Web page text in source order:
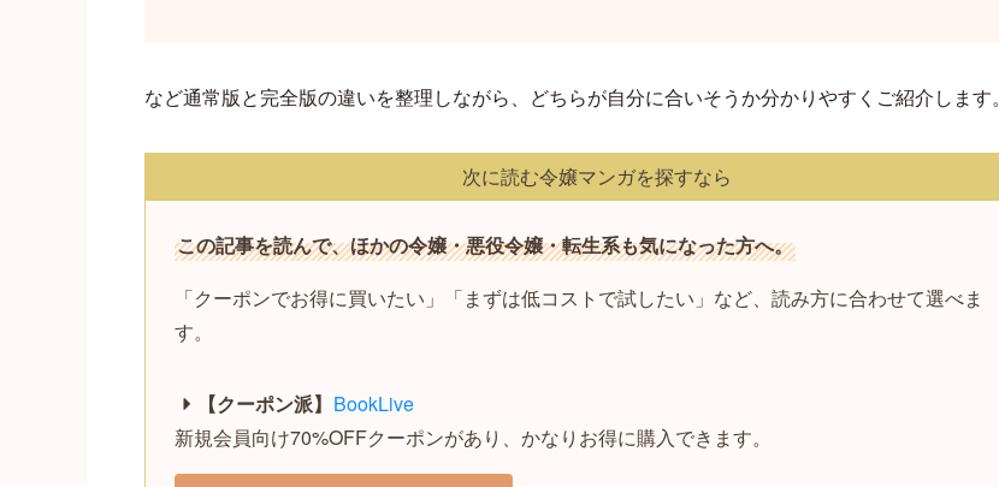
など通常版と完全版の違いを整理しながら、どちらが自分に合いそうか分かりやすくご紹介します。
次に読む令嬢マンガを探すなら
この記事を読んで、ほかの令嬢・悪役令嬢・転生系も気になった方へ。
「クーポンでお得に買いたい」「まずは低コストで試したい」など、読み方に合わせて選べま
す。
【クーポン派】 BookLive
新規会員向け70%OFFクーポンがあり、かなりお得に購入できます。